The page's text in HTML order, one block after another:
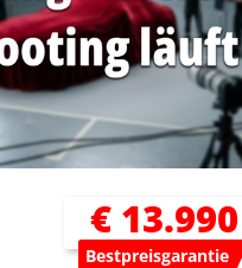
€ 13.990
Bestpreisgarantie